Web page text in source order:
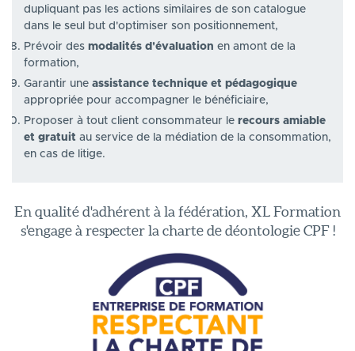
dupliquant pas les actions similaires de son catalogue
dans le seul but d'optimiser son positionnement,
Prévoir des modalités d'évaluation en amont de la
formation,
Garantir une assistance technique et pédagogique
appropriée pour accompagner le bénéficiaire,
Proposer à tout client consommateur le recours amiable
et gratuit au service de la médiation de la consommation,
en cas de litige.
En qualité d'adhérent à la fédération, XL Formation
s'engage à respecter la charte de déontologie CPF !